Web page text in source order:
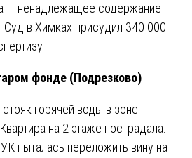
— ненадлежащее содержание
Суд в Химках присудил 340 000
фонде (Подрезково)
горячей воды в зоне
на 2 этаже пострадала:
пыталась переложить вину на